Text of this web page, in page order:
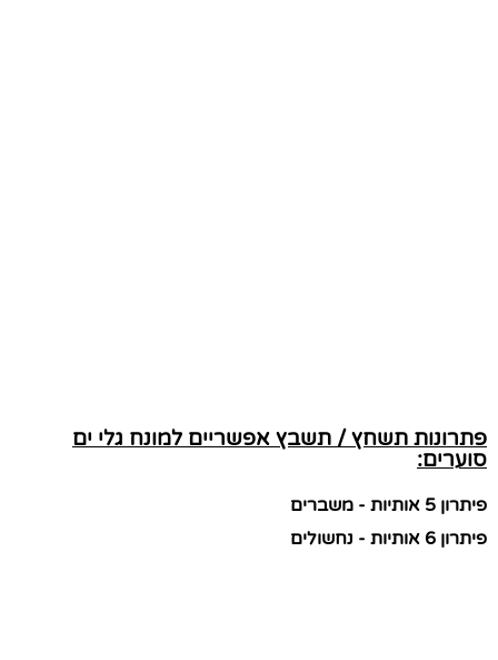
פתרונות תשחץ / תשבץ אפשריים למונח גלי ים
סוערים:
פיתרון 5 אותיות - משברים
פיתרון 6 אותיות - נחשולים